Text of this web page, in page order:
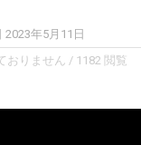
2023年5月11日
おりません / 1182 閲覧